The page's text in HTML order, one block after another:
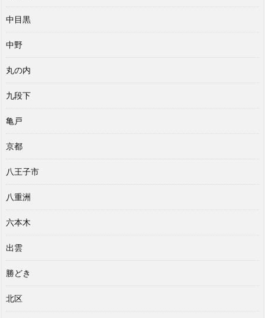
中目黒
中野
丸の内
九段下
亀戸
京都
八王子市
八重洲
六本木
出雲
勝どき
北区